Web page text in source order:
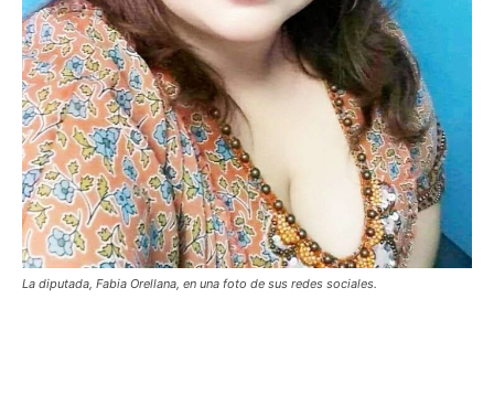
La diputada, Fabia Orellana, en una foto de sus redes sociales.